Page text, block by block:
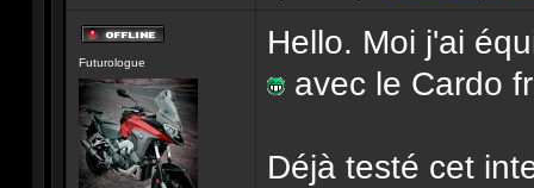
Futurologue
Hello. Moi j'ai
avec le Cardo
Déjà testé cet